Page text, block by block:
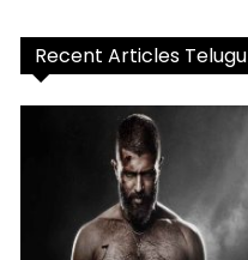
Recent Articles Telugu